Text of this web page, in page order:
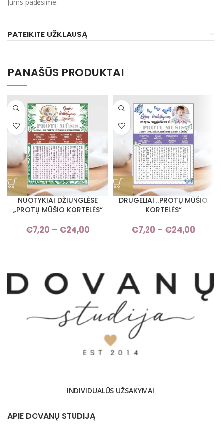
Jums padėsime.
PATEIKITE UŽKLAUSĄ
PANAŠŪS PRODUKTAI
NUOTYKIAI DŽIUNGLĖSE
„PROTŲ MŪŠIO KORTELĖS“
€7,20 – €24,00
Price range: €7,20 through
DRUGELIAI „PROTŲ MŪŠIO
KORTELĖS“
€7,20 – €24,00
INDIVIDUALŪS UŽSAKYMAI
APIE DOVANŲ STUDIJĄ